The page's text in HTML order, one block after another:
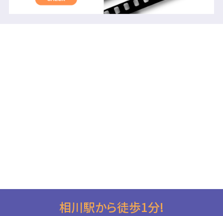
相川駅から徒歩1分!